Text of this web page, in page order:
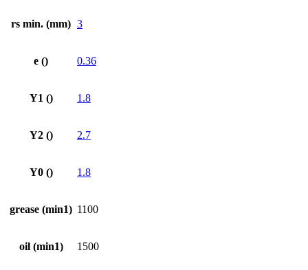
rs min. (mm) 3
e () 0.36
Y1 () 1.8
Y2 () 2.7
Y0 () 1.8
grease (min1) 1100
oil (min1) 1500